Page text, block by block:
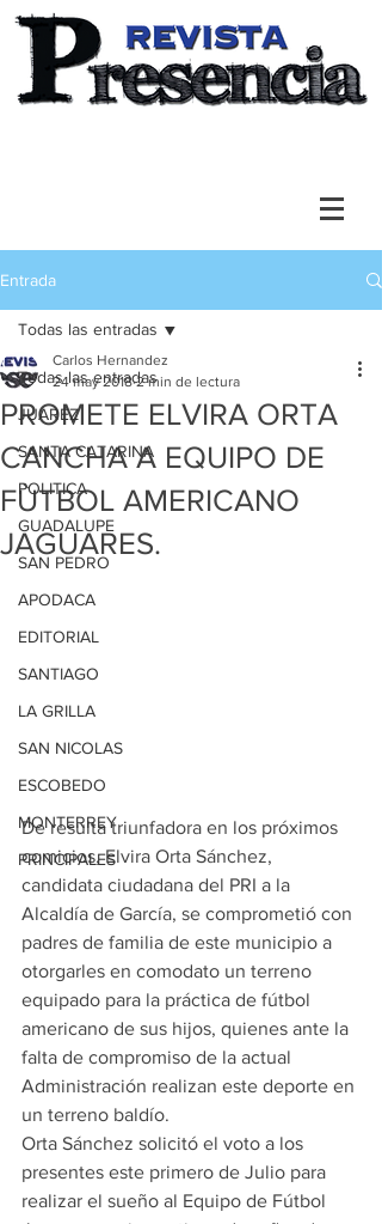
Entrada
Todas las entradas
JUAREZ
SANTA CATARINA
POLITICA
GUADALUPE
SAN PEDRO
APODACA
EDITORIAL
SANTIAGO
LA GRILLA
SAN NICOLAS
ESCOBEDO
MONTERREY
PRINCIPALES
Todas las entradas
PROMETE ELVIRA ORTA
CANCHA A EQUIPO DE
FÙTBOL AMERICANO
JAGUARES.
Carlos Hernandez
24 may 2018 2 min de lectura
De resulta triunfadora en los próximos
comicios, Elvira Orta Sánchez,
candidata ciudadana del PRI a la
Alcaldía de García, se comprometió con
padres de familia de este municipio a
otorgarles en comodato un terreno
equipado para la práctica de fútbol
americano de sus hijos, quienes ante la
falta de compromiso de la actual
Administración realizan este deporte en
un terreno baldío.
Orta Sánchez solicitó el voto a los
presentes este primero de Julio para
realizar el sueño al Equipo de Fútbol